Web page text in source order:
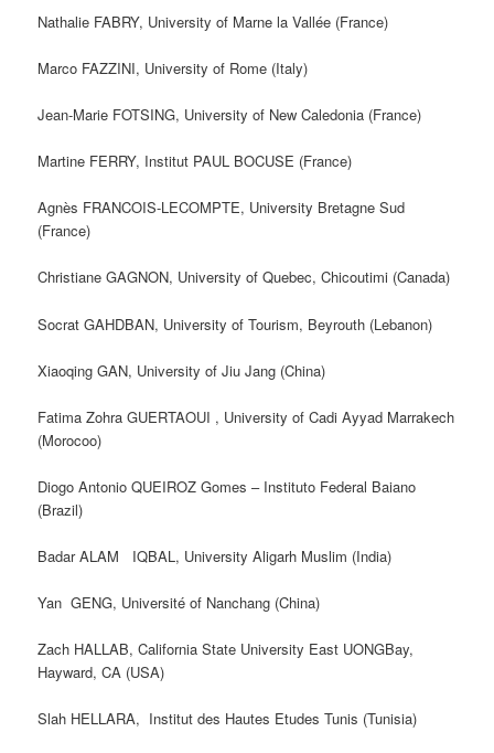
Nathalie FABRY, University of Marne la Vallée (France)
Marco FAZZINI, University of Rome (Italy)
Jean-Marie FOTSING, University of New Caledonia (France)
Martine FERRY, Institut PAUL BOCUSE (France)
Agnès FRANCOIS-LECOMPTE, University Bretagne Sud
(France)
Christiane GAGNON, University of Quebec, Chicoutimi (Canada)
Socrat GAHDBAN, University of Tourism, Beyrouth (Lebanon)
Xiaoqing GAN, University of Jiu Jang (China)
Fatima Zohra GUERTAOUI , University of Cadi Ayyad Marrakech
(Morocoo)
Diogo Antonio QUEIROZ Gomes – Instituto Federal Baiano
(Brazil)
Badar ALAM IQBAL, University Aligarh Muslim (India)
Yan GENG, Université of Nanchang (China)
Zach HALLAB, California State University East UONGBay,
Hayward, CA (USA)
Slah HELLARA, Institut des Hautes Etudes Tunis (Tunisia)